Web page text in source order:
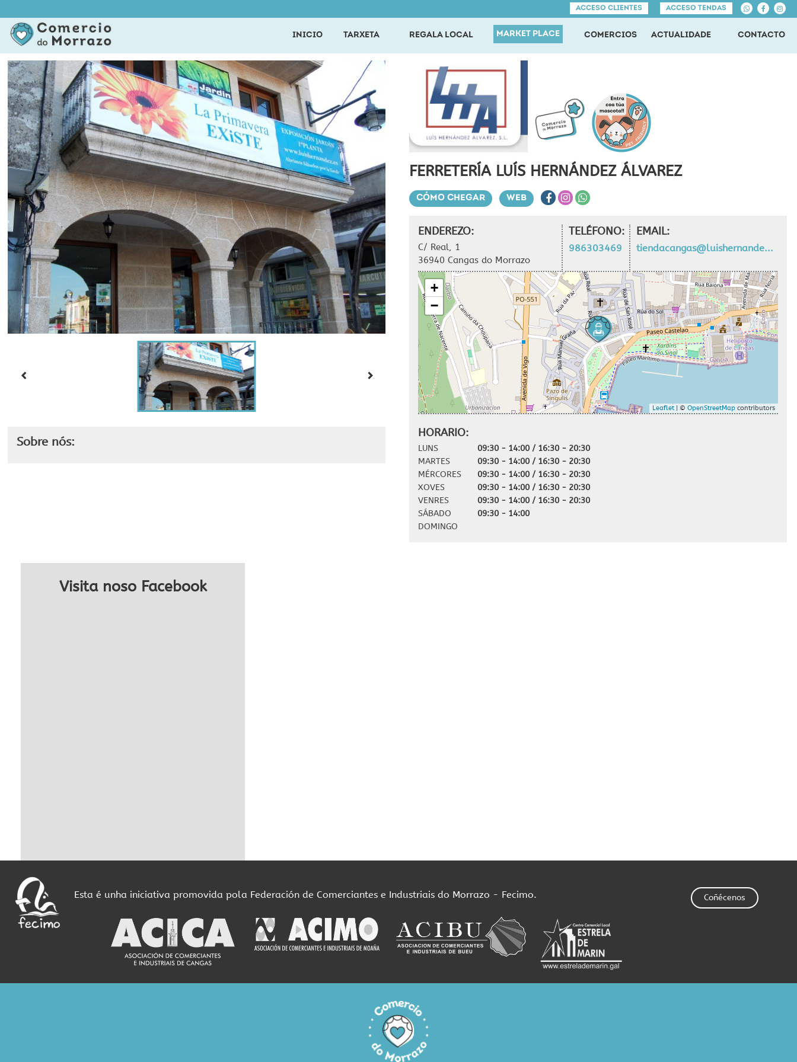
ACCESO CLIENTES ACCESO TENDAS
INICIO TARXETA REGALA LOCAL MARKET PLACE COMERCIOS ACTUALIDADE CONTACTO
Sobre nós:
FERRETERÍA LUÍS HERNÁNDEZ ÁLVAREZ
CÓMO CHEGAR WEB
ENDEREZO:
C/ Real, 1
36940 Cangas do Morrazo
TELÉFONO:
986303469
EMAIL:
tiendacangas@luishernandez.es
+
−
Leaflet| © OpenStreetMap contributors
HORARIO:
LUNS
09:30 - 14:00 / 16:30 - 20:30
MARTES
09:30 - 14:00 / 16:30 - 20:30
MÉRCORES
09:30 - 14:00 / 16:30 - 20:30
XOVES
09:30 - 14:00 / 16:30 - 20:30
VENRES
09:30 - 14:00 / 16:30 - 20:30
SÁBADO
09:30 - 14:00
DOMINGO
Visita noso Facebook
Esta é unha iniciativa promovida pola Federación de Comerciantes e Industriais do Morrazo - Fecimo. Coñécenos